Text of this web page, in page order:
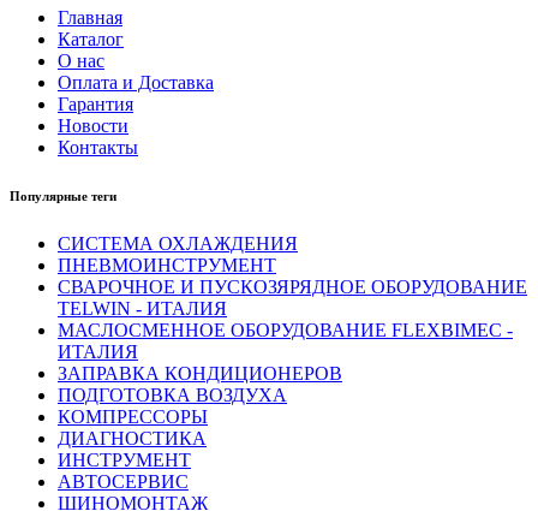
Главная
Каталог
О нас
Оплата и Доставка
Гарантия
Новости
Контакты
Популярные теги
СИСТЕМА ОХЛАЖДЕНИЯ
ПНЕВМОИНСТРУМЕНТ
СВАРОЧНОЕ И ПУСКОЗЯРЯДНОЕ ОБОРУДОВАНИЕ
TELWIN - ИТАЛИЯ
МАСЛОСМЕННОЕ ОБОРУДОВАНИЕ FLEXBIMEC -
ИТАЛИЯ
ЗАПРАВКА КОНДИЦИОНЕРОВ
ПОДГОТОВКА ВОЗДУХА
КОМПРЕССОРЫ
ДИАГНОСТИКА
ИНСТРУМЕНТ
АВТОСЕРВИС
ШИНОМОНТАЖ